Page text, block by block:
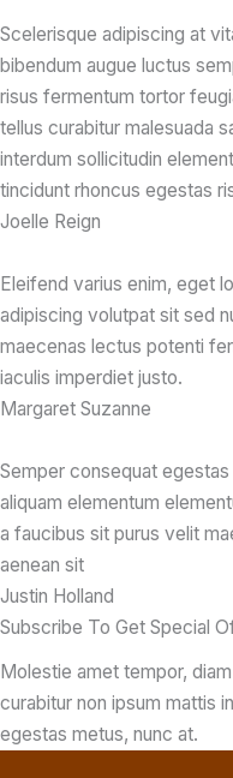
Scelerisque adipiscing at
bibendum augue luctus
risus fermentum tortor
tellus curabitur malesuada
interdum sollicitudin
tincidunt rhoncus egestas
Joelle Reign​
Eleifend varius enim, eget
adipiscing volutpat sit sed
maecenas lectus potenti
iaculis imperdiet justo.​
Margaret Suzanne​
Semper consequat
aliquam elementum
a faucibus sit purus velit
aenean sit​
Justin Holland​
Subscribe To Get Special
Molestie amet tempor,
curabitur non ipsum mattis
egestas metus, nunc at.